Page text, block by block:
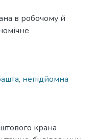
в робочому й
, непідйомна
крана